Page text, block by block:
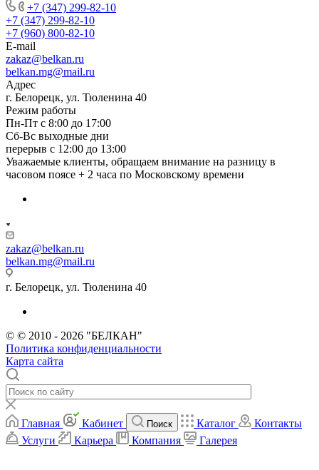
+7 (347) 299-82-10
+7 (347) 299-82-10
+7 (960) 800-82-10
E-mail
zakaz@belkan.ru
belkan.mg@mail.ru
Адрес
г. Белорецк, ул. Тюленина 40
Режим работы
Пн-Пт с 8:00 до 17:00
Сб-Вс выходные дни
перерыв с 12:00 до 13:00
Уважаемые клиенты, обращаем внимание на разницу в
часовом поясе + 2 часа по Московскому времени
zakaz@belkan.ru
belkan.mg@mail.ru
г. Белорецк, ул. Тюленина 40
© © 2010 - 2026 "БЕЛКАН"
Политика конфиденциальности
Карта сайта
Главная Кабинет Поиск Каталог
Контакты
Услуги
Карьера Компания Галерея